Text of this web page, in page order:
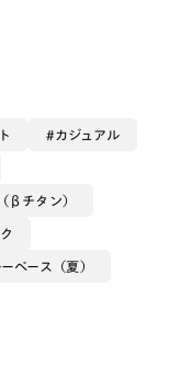
れます
ク上の
カジュアル
βチタン）
ーベース（夏）